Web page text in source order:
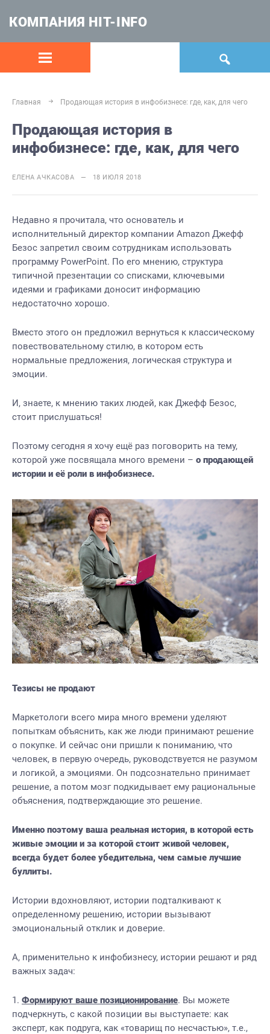
КОМПАНИЯ HIT-INFO
Главная Продающая история в инфобизнесе: где, как, для чего
Продающая история в
инфобизнесе: где, как, для чего
ЕЛЕНА АЧКАСОВА — 18 ИЮЛЯ 2018
Недавно я прочитала, что основатель и
исполнительный директор компании Amazon Джефф
Безос запретил своим сотрудникам использовать
программу PowerPoint. По его мнению, структура
типичной презентации со списками, ключевыми
идеями и графиками доносит информацию
недостаточно хорошо.
Вместо этого он предложил вернуться к классическому
повествовательному стилю, в котором есть
нормальные предложения, логическая структура и
эмоции.
И, знаете, к мнению таких людей, как Джефф Безос,
стоит прислушаться!
Поэтому сегодня я хочу ещё раз поговорить на тему,
которой уже посвящала много времени – о продающей
истории и её роли в инфобизнесе.
Тезисы не продают
Маркетологи всего мира много времени уделяют
попыткам объяснить, как же люди принимают решение
о покупке. И сейчас они пришли к пониманию, что
человек, в первую очередь, руководствуется не разумом
и логикой, а эмоциями. Он подсознательно принимает
решение, а потом мозг подкидывает ему рациональные
объяснения, подтверждающие это решение.
Именно поэтому ваша реальная история, в которой есть
живые эмоции и за которой стоит живой человек,
всегда будет более убедительна, чем самые лучшие
буллиты.
Истории вдохновляют, истории подталкивают к
определенному решению, истории вызывают
эмоциональный отклик и доверие.
А, применительно к инфобизнесу, истории решают и ряд
важных задач:
Формируют ваше позиционирование. Вы можете
подчеркнуть, с какой позиции вы выступаете: как
эксперт, как подруга, как «товарищ по несчастью», т.е.,